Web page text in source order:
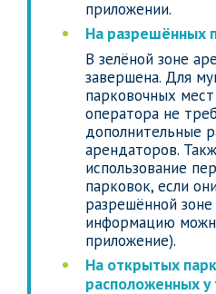
приложении.
На разрешённых
В зелёной зоне
завершена. Для
парковочных
оператора не
дополнительные
арендаторов.
использование
парковок, если
разрешённой
информацию
приложение).
На открытых
расположенных